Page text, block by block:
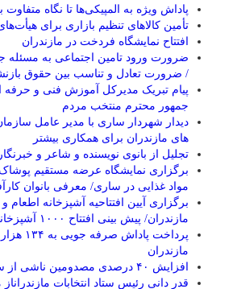
پاداش ویژه به المپیکی‌ها تا نگاه
تأمین کالاهای تنظیم بازاری برای
افتتاح نمایشگاه فردخت در مازندران
ضرورت ورود تامین اجتماعی به مسئله
/ ضرورت تعادل و تناسب بین حقوق
پیام تبریک مدیرکل آموزش فنی و حرفه
جمهور محترم منتخب مردم
دیدار شهردار ساری با مدیر عامل
های مازندران برای همکاری بیشتر
تجلیل از بانوی نویسنده و شاعر و
برگزاری نمایشگاه عرضه مستقیم پوشاک
مواد غذایی در ساری/ معرفی بانوان
برگزاری آیین افتتاحیه آشپزخانه
مازندران/ پیش بینی افتتاح ۱۰۰۰ آشپزخانه در استان
پرداخت
مازندران
افزایش ۴۰ درصدی مصدومین ناشی از سگ گرفتگی در مازندران
قدر دانی رئیس ستاد انتخابات